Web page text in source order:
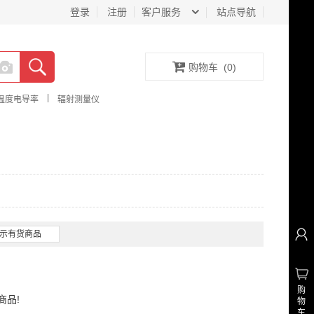
客户服务 站点导航
登录 注册
度电导率 辐射测量仪
购物车 (0)
有货商品
品!
购
物